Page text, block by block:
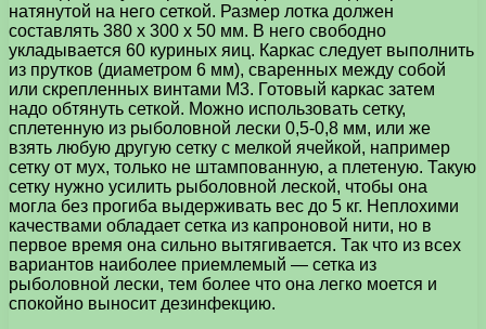
натянутой на него сеткой. Размер лотка должен
составлять 380 х 300 х 50 мм. В него свободно
укладывается 60 куриных яиц. Каркас следует выполнить
из прутков (диаметром 6 мм), сваренных между собой
или скрепленных винтами М3. Готовый каркас затем
надо обтянуть сеткой. Можно использовать сетку,
сплетенную из рыболовной лески 0,5-0,8 мм, или же
взять любую другую сетку с мелкой ячейкой, например
сетку от мух, только не штампованную, а плетеную. Такую
сетку нужно усилить рыболовной леской, чтобы она
могла без прогиба выдерживать вес до 5 кг. Неплохими
качествами обладает сетка из капроновой нити, но в
первое время она сильно вытягивается. Так что из всех
вариантов наиболее приемлемый — сетка из
рыболовной лески, тем более что она легко моется и
спокойно выносит дезинфекцию.